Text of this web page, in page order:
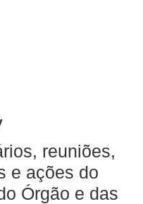
reuniões,
e ações do
Órgão e das